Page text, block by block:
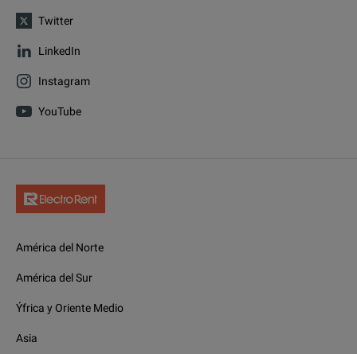
Twitter
LinkedIn
Instagram
YouTube
América del Norte
América del Sur
Ýfrica y Oriente Medio
Asia